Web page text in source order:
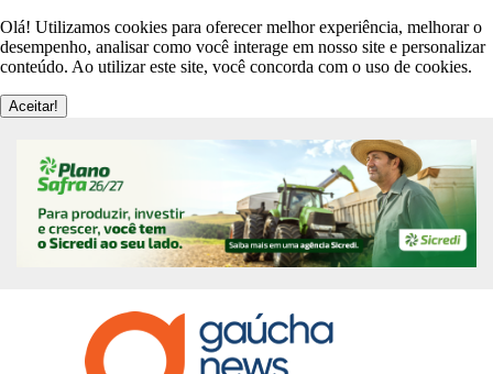
Olá! Utilizamos cookies para oferecer melhor experiência, melhorar o
desempenho, analisar como você interage em nosso site e personalizar
conteúdo. Ao utilizar este site, você concorda com o uso de cookies.
Aceitar!